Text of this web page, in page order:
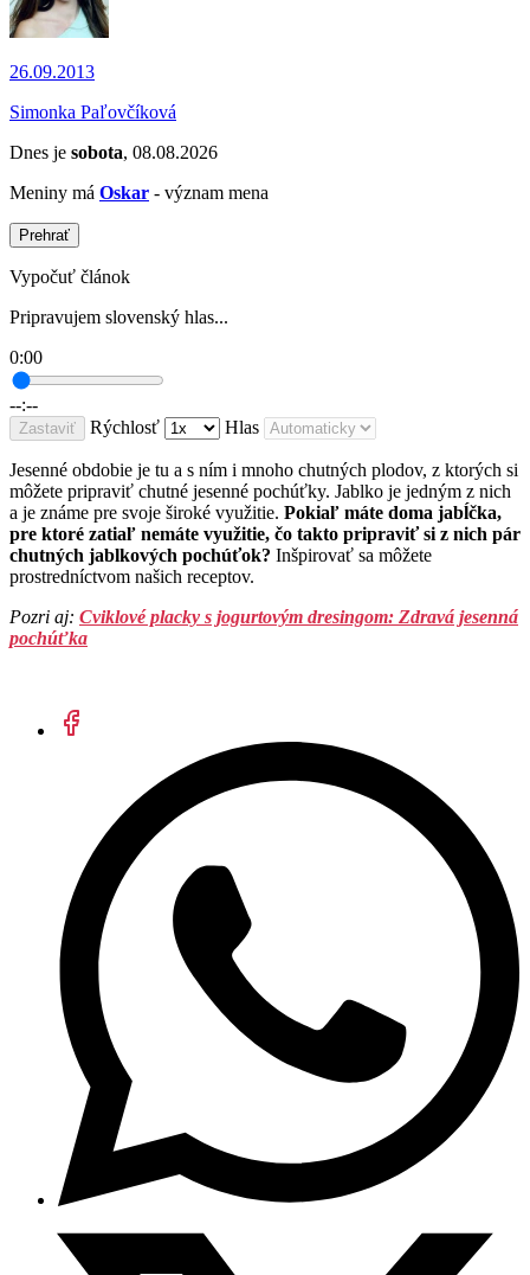
26.09.2013
Simonka Paľovčíková
Dnes je sobota, 08.08.2026
Meniny má Oskar - význam mena
Prehrať
Vypočuť článok
Pripravujem slovenský hlas...
0:00
--:--
Zastaviť Rýchlosť Hlas
Jesenné obdobie je tu a s ním i mnoho chutných plodov, z ktorých si
môžete pripraviť chutné jesenné pochúťky. Jablko je jedným z nich
a je známe pre svoje široké využitie. Pokiaľ máte doma jabĺčka,
pre ktoré zatiaľ nemáte využitie, čo takto pripraviť si z nich pár
chutných jablkových pochúťok? Inšpirovať sa môžete
prostredníctvom našich receptov.
Pozri aj: Cviklové placky s jogurtovým dresingom: Zdravá jesenná
pochúťka